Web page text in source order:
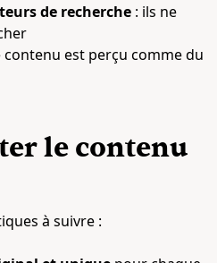
de recherche : ils ne
contenu est perçu comme du
le contenu
à suivre :